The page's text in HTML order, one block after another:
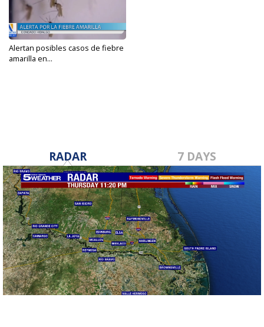
Alertan posibles casos de fiebre
amarilla en...
RADAR 7 DAYS